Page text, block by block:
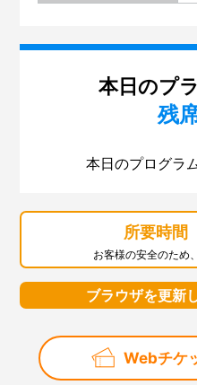
第132回 大阪市立科学館
第131回 展示場リニュー
第130回「はやぶさ２」
OSAKA」
ン」
第127回「スーパー磁石
第126回「科学デモンス
第125回「火星大接近」
第124回 サイエンスショ
ャボン玉サイエンス」
本日のプ
残
本日のプログラ
所要時間
お客様の安全のため
ブラウザを更新
Webチケ